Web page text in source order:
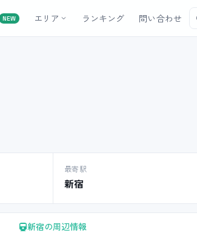
NEW エリア ランキング 問い合わせ
最寄駅
新宿
新宿の周辺情報